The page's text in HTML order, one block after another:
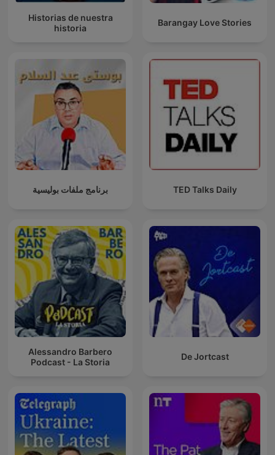
Historias de nuestra
historia
Barangay Love Stories
برنامج ملفات بوليسية TED Talks Daily
Alessandro Barbero
Podcast - La Storia
De Jortcast